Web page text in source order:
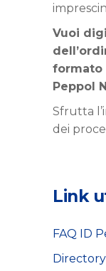
Vuoi
formato
Peppol
Sfrutta
dei
Link
FAQ ID